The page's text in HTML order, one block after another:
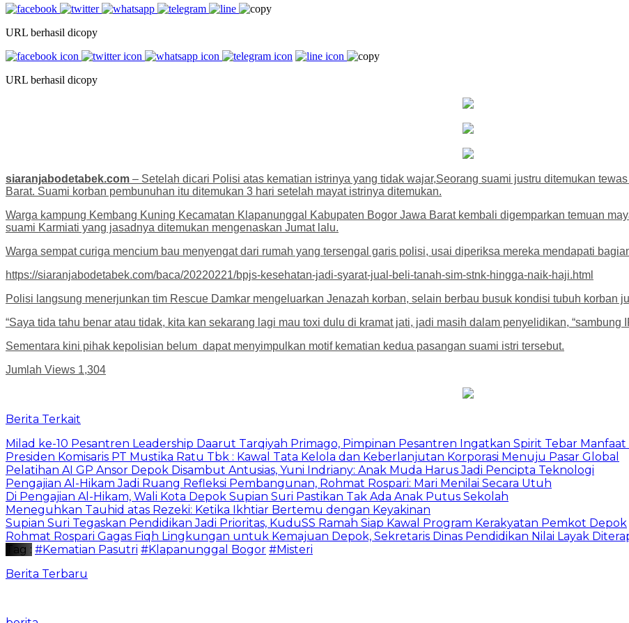
URL berhasil dicopy
URL berhasil dicopy
siaranjabodetabek.com – Setelah dicari Polisi atas kematian istrinya yang tidak wajar,Seorang suami justru ditemukan
Barat. Suami korban pembunuhan itu ditemukan 3 hari setelah mayat istrinya ditemukan.
Warga kampung Kembang Kuning Kecamatan Klapanunggal Kabupaten Bogor Jawa Barat kembali digemparkan temuan
suami Karmiati yang jasadnya ditemukan mengenaskan Jumat lalu.
Warga sempat curiga mencium bau menyengat dari rumah yang tersengal garis polisi, usai diperiksa mereka mendapati
https://siaranjabodetabek.com/baca/20220221/bpjs-kesehatan-jadi-syarat-jual-beli-tanah-sim-stnk-hingga-naik-haji.html
Polisi langsung menerjunkan tim Rescue Damkar mengeluarkan Jenazah korban, selain berbau busuk kondisi tubuh korban
“Saya tida tahu benar atau tidak, kita kan sekarang lagi mau toxi dulu di kramat jati, jadi masih dalam penyelidikan,
Sementara kini pihak kepolisian belum dapat menyimpulkan motif kematian kedua pasangan suami istri tersebut.
Jumlah Views 1,304
Berita Terkait
Milad ke-10 Pesantren Leadership Daarut Tarqiyah Primago, Pimpinan Pesantren Ingatkan Spirit Tebar Manfaat
Presiden Komisaris PT Mustika Ratu Tbk : Kawal Tata Kelola dan Keberlanjutan Korporasi Menuju Pasar Global
Pelatihan AI GP Ansor Depok Disambut Antusias, Yuni Indriany: Anak Muda Harus Jadi Pencipta Teknologi
Pengajian Al-Hikam Jadi Ruang Refleksi Pembangunan, Rohmat Rospari: Mari Menilai Secara Utuh
Di Pengajian Al-Hikam, Wali Kota Depok Supian Suri Pastikan Tak Ada Anak Putus Sekolah
Meneguhkan Tauhid atas Rezeki: Ketika Ikhtiar Bertemu dengan Keyakinan
Supian Suri Tegaskan Pendidikan Jadi Prioritas, KuduSS Ramah Siap Kawal Program Kerakyatan Pemkot Depok
Rohmat Rospari Gagas Fiqh Lingkungan untuk Kemajuan Depok, Sekretaris Dinas Pendidikan Nilai Layak
Tag : #Kematian Pasutri #Klapanunggal Bogor #Misteri
Berita Terbaru